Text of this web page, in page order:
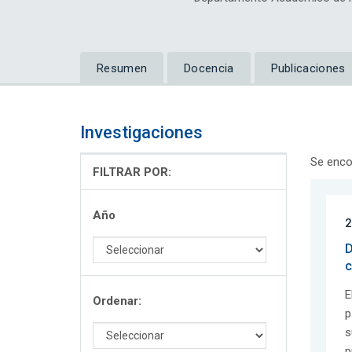
Resumen Docencia Publicaciones
Investigaciones
FILTRAR POR:
Año
Ordenar:
Se